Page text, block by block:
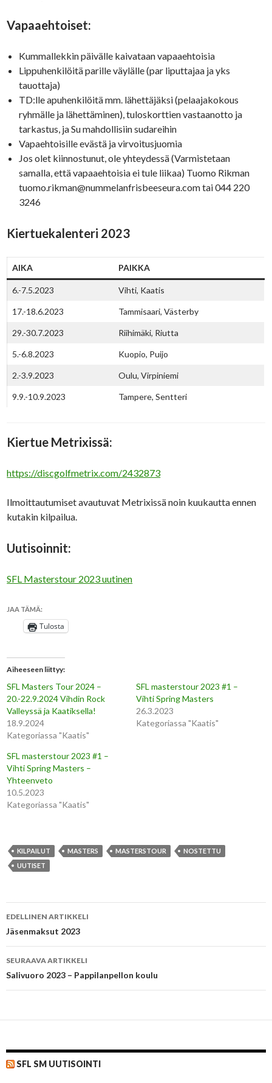
Vapaaehtoiset:
Kummallekkin päivälle kaivataan vapaaehtoisia
Lippuhenkilöitä parille väylälle (par liputtajaa ja yks
tauottaja)
TD:lle apuhenkilöitä mm. lähettäjäksi (pelaajakokous
ryhmälle ja lähettäminen), tuloskorttien vastaanotto ja
tarkastus, ja Su mahdollisiin sudareihin
Vapaehtoisille evästä ja virvoitusjuomia
Jos olet kiinnostunut, ole yhteydessä (Varmistetaan
samalla, että vapaaehtoisia ei tule liikaa) Tuomo Rikman
tuomo.rikman@nummelanfrisbeeseura.com tai 044 220
3246
Kiertuekalenteri 2023
AIKA PAIKKA
6.-7.5.2023 Vihti, Kaatis
17.-18.6.2023 Tammisaari, Västerby
29.-30.7.2023 Riihimäki, Riutta
5.-6.8.2023 Kuopio, Puijo
2.-3.9.2023 Oulu, Virpiniemi
9.9.-10.9.2023 Tampere, Sentteri
Kiertue Metrixissä:
https://discgolfmetrix.com/2432873
Ilmoittautumiset avautuvat Metrixissä noin kuukautta ennen
kutakin kilpailua.
Uutisoinnit:
SFL Masterstour 2023 uutinen
JAA TÄMÄ:
Tulosta
Aiheeseen liittyy
SFL Masters Tour 2024 –
20.-22.9.2024 Vihdin Rock
Valleyssä ja Kaatiksella!
18.9.2024
Kategoriassa "Kaatis"
SFL masterstour 2023 #1 –
Vihti Spring Masters
26.3.2023
Kategoriassa "Kaatis"
SFL masterstour 2023 #1 –
Vihti Spring Masters –
Yhteenveto
10.5.2023
Kategoriassa "Kaatis"
KILPAILUT MASTERS MASTERSTOUR
NOSTETTU
UUTISET
Artikkelien
selaus
EDELLINEN ARTIKKELI
Jäsenmaksut 2023
SEURAAVA ARTIKKELI
Salivuoro 2023 – Pappilanpellon koulu
SFL SM UUTISOINTI